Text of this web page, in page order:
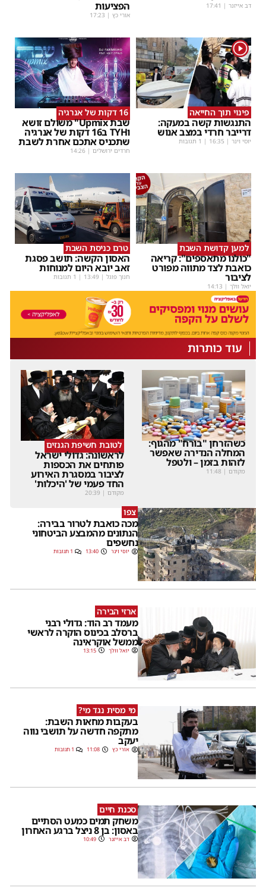
דב אייזנר |
17:41 הפציעות
אורי כץ |
17:23
1
פינוי תוך החייאה
התנגשות קשה במעקה:
דרייבר חרדי במצב אנוש
יוסי וינר |
16:35 | 1 תגובות
16 דקות של אנרגיה
שבת Upmix" משולם זושא
וTYH ב16 דקות של אנרגיה
שתכניס אתכם אחרת לשבת
חרדים ירושלים |
14:26
למען קדושת השבת
"כולנו מתאספים": קריאה
כואבת לצד מתווה מפורט
לציבור
יואל וולך |
14:13
טרם כניסת השבת
האסון הקשה: תושב פסגת
זאב יובא היום למנוחות
חנוך פוגל |
13:49 | 1 תגובות
עוד כותרות
כשהזרחן "בורח" מהגוף:
המחלה הנדירה שאפשר
לזהות בזמן – ולטפל
מקודם |
11:48
לטובת חשיפת הגנזים
לראשונה: גדולי ישראל
פותחים את הכספות
לציבור במסגרת האירוע
החד פעמי של 'היכלות'
מקודם |
20:39
צפו
מכה כואבת לטרור בבירה:
הנתונים מהמבצע הביטחוני
נחשפים
יוסי וינר 13:40 1 תגובות
ארזי הבירה
מעמד רב הוד: גדולי רבני
ברסלב בכינוס הוקרה לראשי
ממשל אוקראינה
יואל וולך 13:15
מי מסית נגד מי?
בעקבות מחאות השבת:
מתקפה חדשה על תושבי נווה
יעקב
אורי כץ 11:08 1 תגובות
סכנת חיים
משחק תמים כמעט הסתיים
באסון: בן 8 ניצל ברגע האחרון
דב אייזנר 10:49